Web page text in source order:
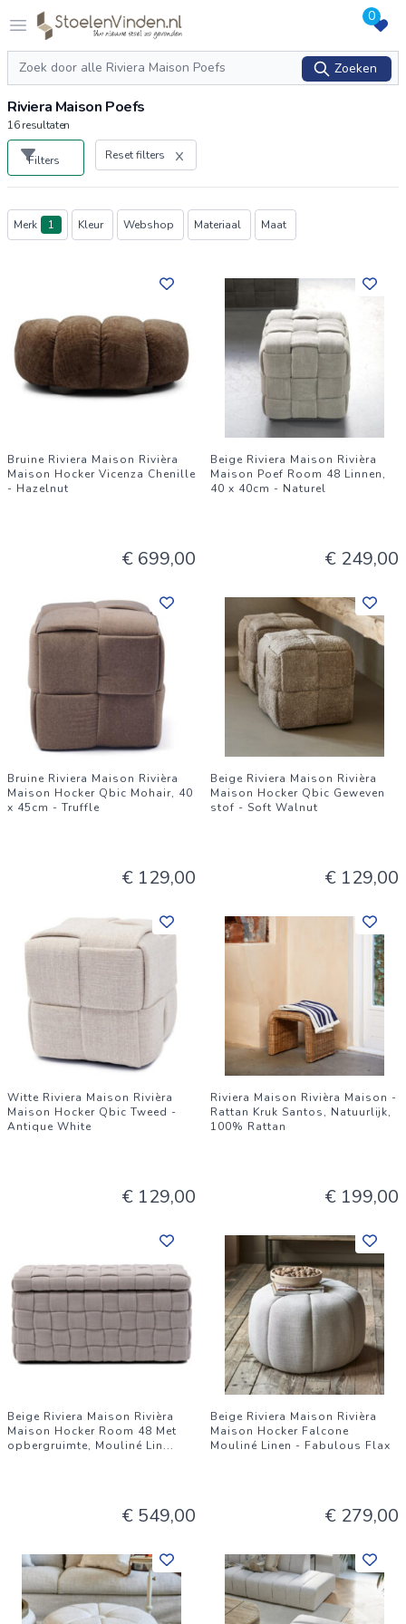
Open menu
Logo stoelenvinden.nl 0
Zoeken
Zoeken
Riviera Maison Poefs
16resultaten
Filters Reset filters
Producten
Merk 1 Kleur Webshop Materiaal Maat
Bruine Riviera Maison Rivièra
Maison Hocker Vicenza Chenille
- Hazelnut
€ 699,00
Beige Riviera Maison Rivièra
Maison Poef Room 48 Linnen,
40 x 40cm - Naturel
€ 249,00
Bruine Riviera Maison Rivièra
Maison Hocker Qbic Mohair, 40
x 45cm - Truffle
€ 129,00
Beige Riviera Maison Rivièra
Maison Hocker Qbic Geweven
stof - Soft Walnut
€ 129,00
Witte Riviera Maison Rivièra
Maison Hocker Qbic Tweed -
Antique White
€ 129,00
Riviera Maison Rivièra Maison -
Rattan Kruk Santos, Natuurlijk,
100% Rattan
€ 199,00
Beige Riviera Maison Rivièra
Maison Hocker Room 48 Met
opbergruimte, Mouliné Lin...
€ 549,00
Beige Riviera Maison Rivièra
Maison Hocker Falcone
Mouliné Linen - Fabulous Flax
€ 279,00